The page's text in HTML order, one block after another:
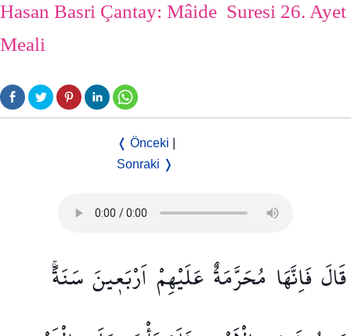
Hasan Basri Çantay: Mâide Suresi 26. Ayet
Meali
❬ Önceki
Sonraki ❭
قَالَفَاِنَّهَا مُحَرَّمَةٌ عَلَيْهِمْاَرْبَع۪ينَسَنَةًۚ